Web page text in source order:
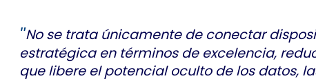
No se trata únicamente de conectar
estratégica en términos de excelencia,
que libere el potencial oculto de los datos,